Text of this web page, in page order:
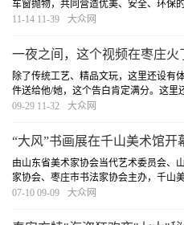
车窗抛物，共同营造优美、安全、环保
行动中，做好客山东的旅游形象代言人！
11-14 11-39 大众网
一夜之间，这个视频在枣庄火
除了传统工艺、精品文玩，这里还设有
件送给他/她，这个告白肯定满分。这里
累了来这里坐坐，喝点咖啡、吃点美食，
09-29 11-32 大众网
“大风”书画展在千山美术馆开
由山东省美术家协会当代艺术委员会、
家协会、枣庄市书法家协会主办，千山
朝霞、于恺书画展于2017年7月8日上午
07-10 09-09 大众网